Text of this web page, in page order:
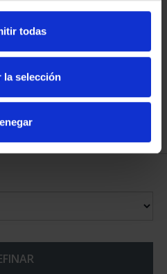
todas
la selección
IBEROAMERICANA
"CAPITALES"